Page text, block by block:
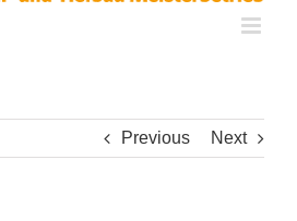
Previous Next